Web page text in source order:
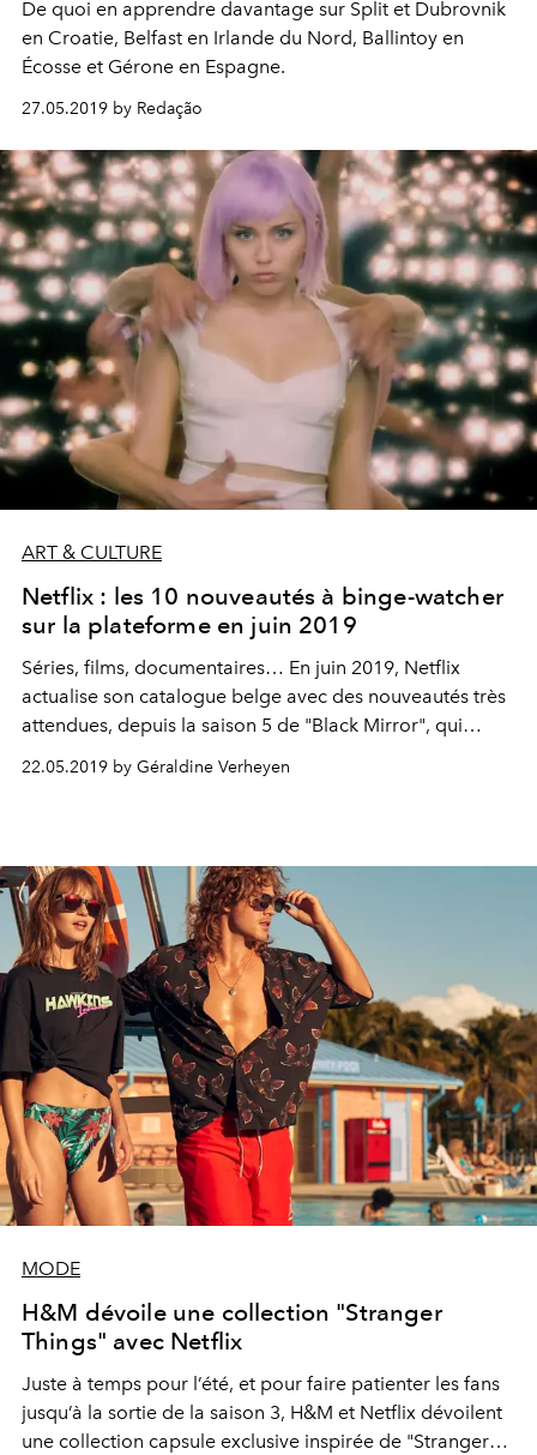
De quoi en apprendre davantage sur Split et Dubrovnik
en Croatie, Belfast en Irlande du Nord, Ballintoy en
Écosse et Gérone en Espagne.
27.05.2019 by Redação
ART & CULTURE
Netflix : les 10 nouveautés à binge-watcher
sur la plateforme en juin 2019
Séries, films, documentaires… En juin 2019, Netflix
actualise son catalogue belge avec des nouveautés très
attendues, depuis la saison 5 de "Black Mirror", qui
s’offre Miley Cyrus en guest star, en passant par "The
Assassination of Gianni Versace", la série centrée sur la
de Christopher Nolan. Voici les 10 nouveautés à binge-
watcher dès le 1er juin sur la plateforme.
22.05.2019 by Géraldine Verheyen
MODE
H&M dévoile une collection "Stranger
Things" avec Netflix
Juste à temps pour l’été, et pour faire patienter les fans
jusqu’à la sortie de la saison 3, H&M et Netflix dévoilent
une collection capsule exclusive inspirée de "Stranger